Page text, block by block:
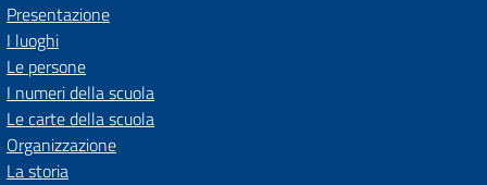
Presentazione
I luoghi
Le persone
I numeri della scuola
Le carte della scuola
Organizzazione
La storia